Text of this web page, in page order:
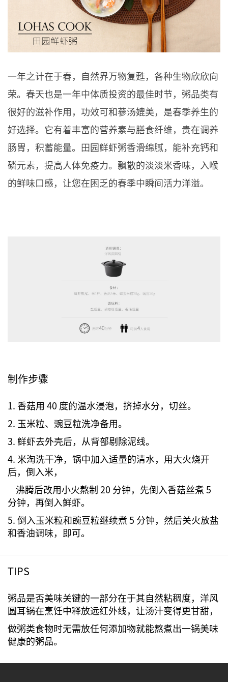
一年之计在于春，自然界万物复甦，各种生物欣欣向
荣。春天也是一年中体质投资的最佳时节，粥品类有
很好的滋补作用，功效可和蔘汤媲美，是春季养生的
好选择。它有着丰富的营养素与膳食纤维，贵在调养
肠胃，积蓄能量。田园鲜虾粥香滑绵腻，能补充钙和
磷元素，提高人体免疫力。飘散的淡淡米香味，入喉
的鲜味口感，让您在困乏的春季中瞬间活力洋溢。
制作步骤
1. 香菇用 40 度的温水浸泡，挤掉水分，切丝。
2. 玉米粒、豌豆粒洗净备用。
3. 鲜虾去外壳后，从背部剔除泥线。
4. 米淘洗干净，锅中加入适量的清水，用大火烧开
后，倒入米，
沸腾后改用小火熬制 20 分钟，先倒入香菇丝煮 5
分钟，再倒入鲜虾。
5. 倒入玉米粒和豌豆粒继续煮 5 分钟，然后关火放盐
和香油调味，即可。
TIPS
粥品是否美味关键的一部分在于其自然粘稠度，洋风
圆耳锅在烹饪中释放远红外线，让汤汁变得更甘甜，
做粥类食物时无需放任何添加物就能熬煮出一锅美味
健康的粥品。